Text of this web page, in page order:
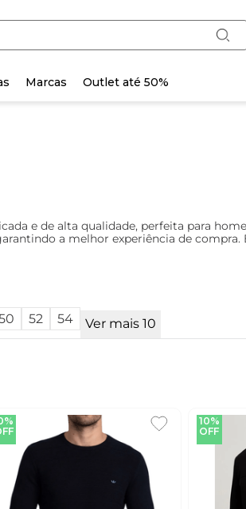
Marcas Outlet até 50%
e de alta qualidade, perfeita para
a melhor experiência de
52 54 Ver mais 10
10%
OFF